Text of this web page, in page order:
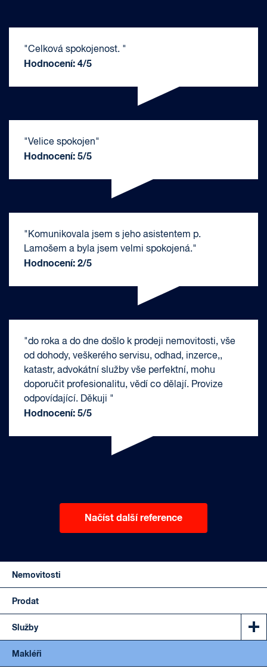
"Celková spokojenost. "
Hodnocení: 4/5
"Velice spokojen"
Hodnocení: 5/5
"Komunikovala jsem s jeho asistentem p.
Lamošem a byla jsem velmi spokojená."
Hodnocení: 2/5
"do roka a do dne došlo k prodeji nemovitosti, vše
od dohody, veškerého servisu, odhad, inzerce,,
katastr, advokátní služby vše perfektní, mohu
doporučit profesionalitu, vědí co dělají. Provize
odpovídající. Děkuji "
Hodnocení: 5/5
Načíst další reference
Nemovitosti
Prodat
Služby
Makléři